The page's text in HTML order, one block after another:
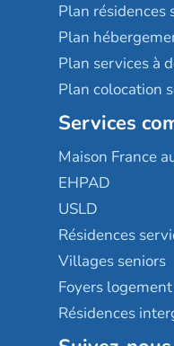
Plan résidences
Plan
Plan services à
Plan colocation
Services
Maison France
EHPAD
USLD
Résidences
Villages seniors
Foyers
Résidences